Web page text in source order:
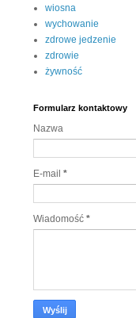
wiosna
wychowanie
zdrowe jedzenie
zdrowie
żywność
Formularz kontaktowy
Nazwa
E-mail *
Wiadomość *